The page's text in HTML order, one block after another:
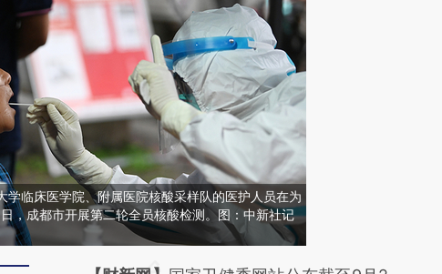
学临床医学院、附属医院核酸采样队的医护人员在为
，成都市开展第二轮全员核酸检测。图：中新社记